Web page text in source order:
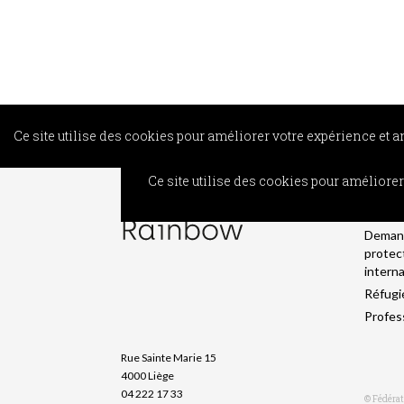
Ce site utilise des cookies pour améliorer votre expérience et
Rue Sainte Marie 15
4000 Liège
04 222 17 33
©
Ce site utilise des cookies pour